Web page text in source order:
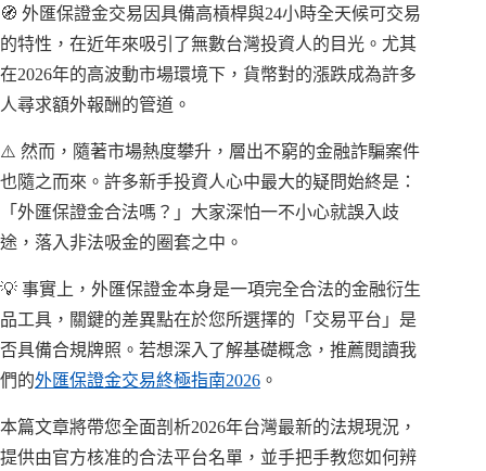
🧭 外匯保證金交易因具備高槓桿與24小時全天候可交易
的特性，在近年來吸引了無數台灣投資人的目光。尤其
在2026年的高波動市場環境下，貨幣對的漲跌成為許多
人尋求額外報酬的管道。
⚠️ 然而，隨著市場熱度攀升，層出不窮的金融詐騙案件
也隨之而來。許多新手投資人心中最大的疑問始終是：
「外匯保證金合法嗎？」大家深怕一不小心就誤入歧
途，落入非法吸金的圈套之中。
💡 事實上，外匯保證金本身是一項完全合法的金融衍生
品工具，關鍵的差異點在於您所選擇的「交易平台」是
否具備合規牌照。若想深入了解基礎概念，推薦閱讀我
們的外匯保證金交易終極指南2026 。
本篇文章將帶您全面剖析2026年台灣最新的法規現況，
提供由官方核准的合法平台名單，並手把手教您如何辨